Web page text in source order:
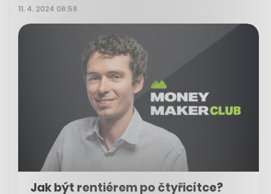
11. 4. 2024 06:58
Jak být rentiérem po čtyřicítce?